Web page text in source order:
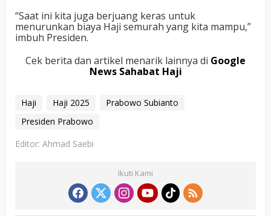
“Saat ini kita juga berjuang keras untuk
menurunkan biaya Haji semurah yang kita mampu,”
imbuh Presiden.
Cek berita dan artikel menarik lainnya di Google
News Sahabat Haji
Haji Haji 2025
Prabowo Subianto
Presiden Prabowo
Editor: Ahmad Saebi
Ikuti Kami